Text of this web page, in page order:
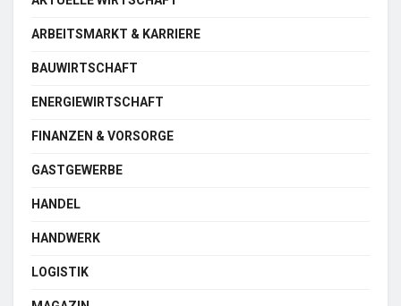
ARBEITSMARKT & KARRIERE
BAUWIRTSCHAFT
ENERGIEWIRTSCHAFT
FINANZEN & VORSORGE
GASTGEWERBE
HANDEL
HANDWERK
LOGISTIK